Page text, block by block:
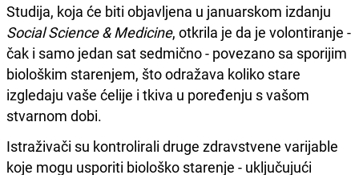
Studija, koja će biti objavljena u januarskom izdanju
Social Science & Medicine, otkrila je da je volontiranje -
čak i samo jedan sat sedmično - povezano sa sporijim
biološkim starenjem, što odražava koliko stare
izgledaju vaše ćelije i tkiva u poređenju s vašom
stvarnom dobi.
Istraživači su kontrolirali druge zdravstvene varijable
koje mogu usporiti biološko starenje - uključujući